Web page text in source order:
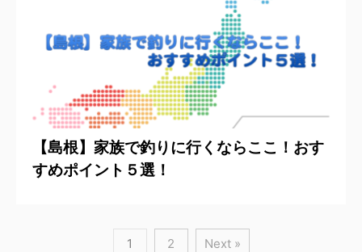
【島根】家族で釣りに行くならここ！おす
すめポイント５選！
1 2 Next »